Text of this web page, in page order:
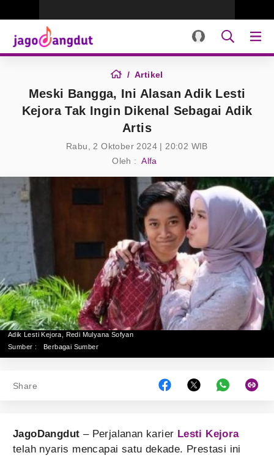
Artikel
Meski Bangga, Ini Alasan Adik Lesti
Kejora Tak Ingin Dikenal Sebagai Adik
Artis
Rabu, 2 Oktober 2024 | 20:02 WIB
Oleh : Alfa
Adik Lesti Kejora, Redi Mulyana Sofyan
Sumber :
Berbagai Sumber
Share
JagoDangdut – Perjalanan karier Lesti Kejora
telah nyaris mencapai satu dekade. Prestasi ini